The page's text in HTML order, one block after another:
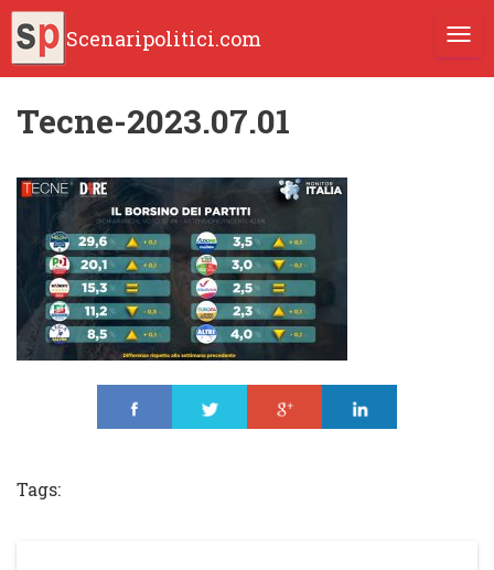
Scenaripolitici.com
Tecne-2023.07.01
Tags: